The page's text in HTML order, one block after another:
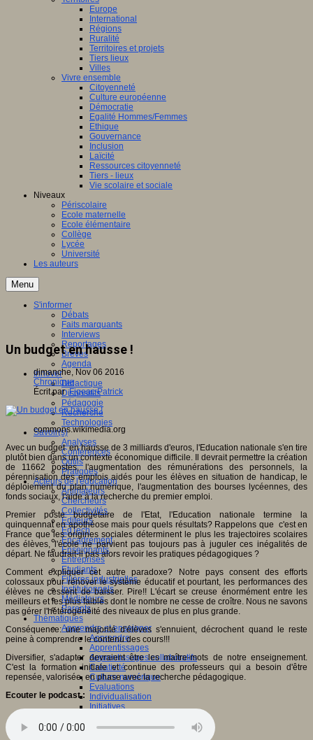
Europe
International
Régions
Ruralité
Territoires et projets
Tiers lieux
Villes
Vivre ensemble
Citoyenneté
Culture européenne
Démocratie
Egalité Hommes/Femmes
Ethique
Gouvernance
Inclusion
Laïcité
Ressources citoyenneté
Tiers - lieux
Vie scolaire et sociale
Niveaux
Périscolaire
Ecole maternelle
Ecole élémentaire
Collège
Lycée
Université
Les auteurs
Menu
S'informer
Débats
Faits marquants
Interviews
Reportages
Brèves
Agenda
Innover
Didactique
Dispositifs
Pédagogie
Recherche
Technologies
Savoir(s)
Analyses
Conférences
Outils
Pratiques
Acteurs de l'éducation
Animateurs
Chercheurs
Collectivités
Editeurs
EdTech
Encadrement
Enseignants
Entreprises
Etudiants
Filières industrielles
Institutionnels
Médiateurs
Parents
Thématiques
Apprendre et enseigner
Apprendre
Apprentissages
Apprentissages collaboratifs
Créativité
Culture numérique
Evaluations
Individualisation
Initiatives
Outils pour la classe
Un budget en hausse !
dimanche, Nov 06 2016
Chronique
Écrit parFigeac Patrick
commons.wikimedia.org
Avec un budget en hausse de 3 milliards d'euros, l'Education nationale s'en tire
plutôt bien dans un contexte économique difficile. Il devrait permettre la création
de 11662 postes, l'augmentation des rémunérations des personnels, la
pérennisation des emplois aidés pour les élèves en situation de handicap, le
déploiement du plan numérique, l'augmentation des bourses lycéennes, des
fonds sociaux, l'aide à la recherche du premier emploi.
Premier poste budgétaire de l'Etat, l'Education nationale termine la
quinquennat en apothéose mais pour quels résultats? Rappelons que c'est en
France que les origines sociales déterminent le plus les trajectoires scolaires
des élèves, l'école ne parvient pas toujours pas à juguler ces inégalités de
départ. Ne faudrait-il pas alors revoir les pratiques pédagogiques ?
Comment expliquer cet autre paradoxe? Notre pays consent des efforts
colossaux pour rénover le système éducatif et pourtant, les performances des
élèves ne cessent de baisser. Pire!! L'écart se creuse énormément entre les
meilleurs et les plus faibles dont le nombre ne cesse de croître. Nous ne savons
pas gérer l'hétérogénéité des niveaux de plus en plus grande.
Conséquence: une majorité d'élèves s'ennuient, décrochent quand le reste
peine à comprendre le contenu des cours!!!
Diversifier, s'adapter devraient être les maître-mots de notre enseignement.
C'est la formation initiale et continue des professeurs qui a besoin d'être
repensée, valorisée, en phase avec la recherche pédagogique.
Ecouter le podcast :